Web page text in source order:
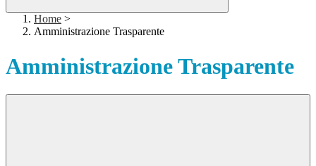
Home >
Amministrazione Trasparente
Amministrazione Trasparente